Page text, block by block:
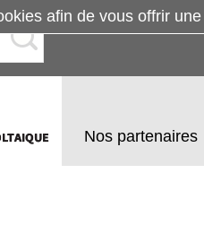
Nos partenaires
afin de vous offrir